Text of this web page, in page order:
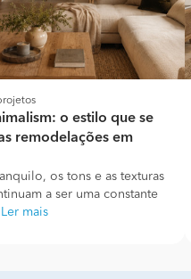
o estilo que se
remodelações em
os tons e as texturas
a ser uma constante
Ler mais